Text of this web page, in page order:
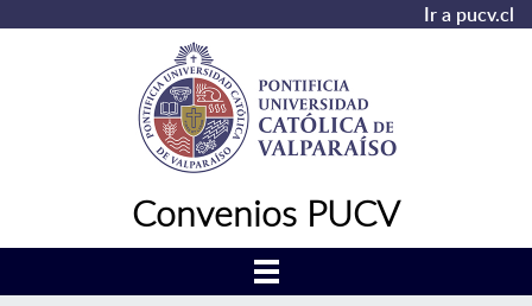
Ir a pucv.cl
Convenios PUCV